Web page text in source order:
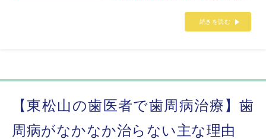
続きを読む
【東松山の歯医者で歯周病治療】歯
周病がなかなか治らない主な理由